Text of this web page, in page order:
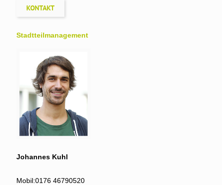
KONTAKT
Stadtteil­management
Johannes Kuhl
Mobil:0176 46790520